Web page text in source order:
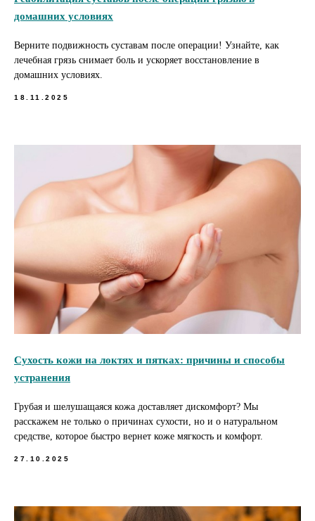
домашних условиях
Верните подвижность суставам после операции! Узнайте, как
лечебная грязь снимает боль и ускоряет восстановление в
домашних условиях.
18.11.2025
Сухость кожи на локтях и пятках: причины и способы
устранения
Грубая и шелушащаяся кожа доставляет дискомфорт? Мы
расскажем не только о причинах сухости, но и о натуральном
средстве, которое быстро вернет коже мягкость и комфорт.
27.10.2025